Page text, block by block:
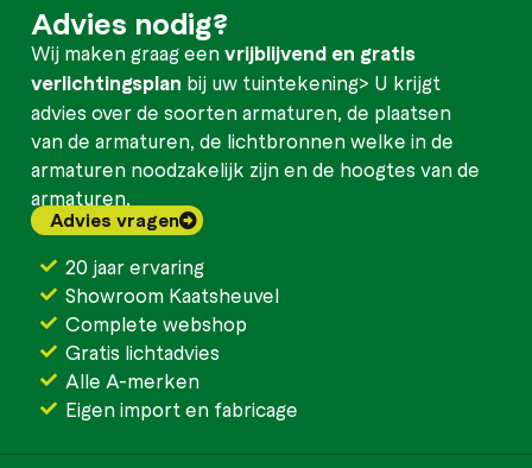
Advies nodig?
Wij maken graag eenvrijblijvend en gratis
verlichtingsplan bij uw tuintekening> U krijgt
advies over de soorten armaturen, de plaatsen
van de armaturen, de lichtbronnen welke in de
armaturen noodzakelijk zijn en de hoogtes van de
armaturen.
Advies vragen
20 jaar ervaring
Showroom Kaatsheuvel
Complete webshop
Gratis lichtadvies
Alle A-merken
Eigen import en fabricage